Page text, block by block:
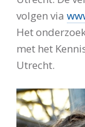
volgen via
Het
met het
Utrecht.